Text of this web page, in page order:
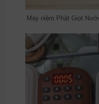
Máy niệm Phật Giọt